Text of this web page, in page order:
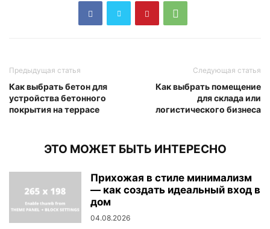
Предыдущая статья
Как выбрать бетон для
устройства бетонного
покрытия на террасе
Следующая статья
Как выбрать помещение
для склада или
логистического бизнеса
ЭТО МОЖЕТ БЫТЬ ИНТЕРЕСНО
Прихожая в стиле минимализм
— как создать идеальный вход в
дом
04.08.2026